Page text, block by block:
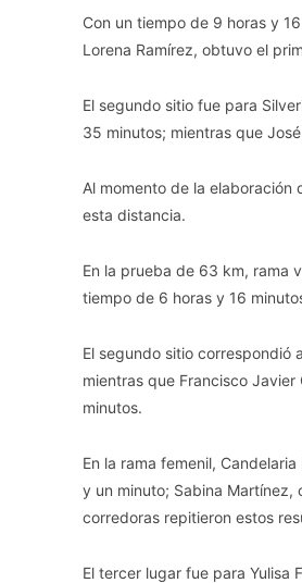
Con un tiempo de 9 horas y
Lorena Ramírez, obtuvo el
El segundo sitio fue para
35 minutos; mientras que
Al momento de la
esta distancia.
En la prueba de 63 km, rama
tiempo de 6 horas y 16
El segundo sitio correspondió
mientras que Francisco
minutos.
En la rama femenil,
y un minuto; Sabina Martínez,
corredoras repitieron estos
El tercer lugar fue para Yulisa